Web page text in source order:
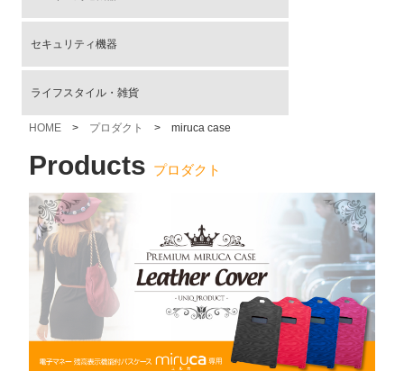
セキュリティ機器
ライフスタイル・雑貨
HOME > プロダクト > miruca case
Products プロダクト